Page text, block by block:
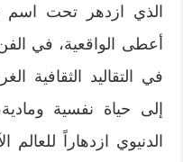
الذي ازدهر تحت اسم
أعطى الواقعية، في
في التقاليد الثقافية
إلى حياة نفسية
الدنيوي ازدهاراً